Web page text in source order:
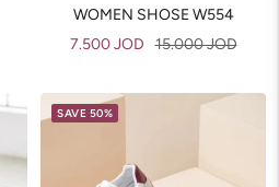
WOMEN SHOSE W554
Sale
7.500 JOD Regular
15.000 JOD
SAVE 50%